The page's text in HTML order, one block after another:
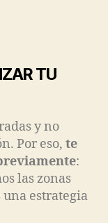
TU
y no
Por eso, te
:
las zonas
una estrategia